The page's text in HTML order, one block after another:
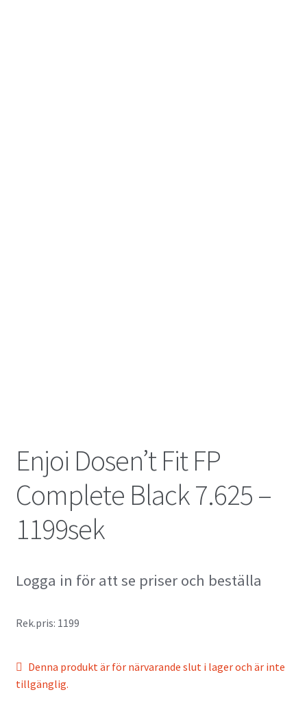
Enjoi Dosen’t Fit FP
Complete Black 7.625 –
1199sek
Logga in för att se priser och beställa
Rek.pris: 1199
Denna produkt är för närvarande slut i lager och är inte
tillgänglig.